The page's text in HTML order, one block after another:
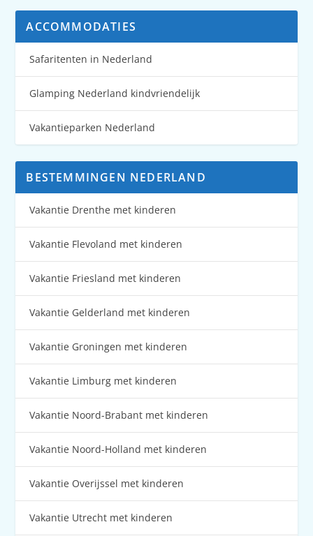
ACCOMMODATIES
Safaritenten in Nederland
Glamping Nederland kindvriendelijk
Vakantieparken Nederland
BESTEMMINGEN NEDERLAND
Vakantie Drenthe met kinderen
Vakantie Flevoland met kinderen
Vakantie Friesland met kinderen
Vakantie Gelderland met kinderen
Vakantie Groningen met kinderen
Vakantie Limburg met kinderen
Vakantie Noord-Brabant met kinderen
Vakantie Noord-Holland met kinderen
Vakantie Overijssel met kinderen
Vakantie Utrecht met kinderen